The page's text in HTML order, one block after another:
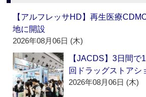
【アルフレッサHD】再生医療
地に開設
2026年08月06日 (木)
【JACDS】3日間で
回ドラッグストアシ
2026年08月06日 (木)